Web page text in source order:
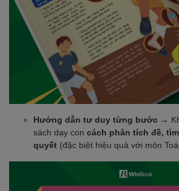
Hướng dẫn tư duy từng bước →
sách dạy con cách phân tích đề,
quyết (đặc biệt hiệu quả với môn